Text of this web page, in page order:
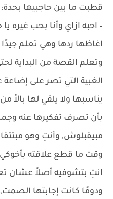
قطبت ما بين حاجبيها بحدة:
– احبه ازاي وأنا بحب غيره يا
اغاظها ردها وهي تعلم
وتعلم القصة من البداية
الغبية التي تصر على
يناسبها ولا يلقي لها
بأن تصرف تفكيرها عنه
مبيقبلوش, وأنتِ وهو
وقت ما قطع علاقته
انتِ بتشوفيه أصلاً عشان
ودومًا كانت إجابتها